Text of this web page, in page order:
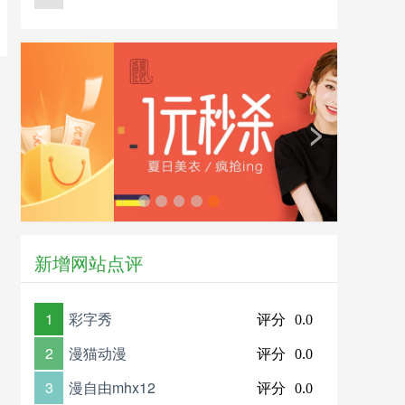
< >
新增网站点评
1 彩字秀 评分 0.0
2 漫猫动漫 评分 0.0
3 漫自由mhx12 评分 0.0